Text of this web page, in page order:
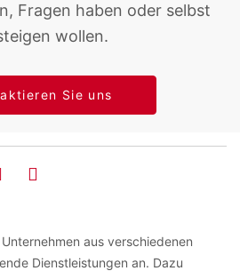
Fragen haben oder selbst
wollen.
Sie uns
aus verschiedenen
Dienstleistungen an. Dazu